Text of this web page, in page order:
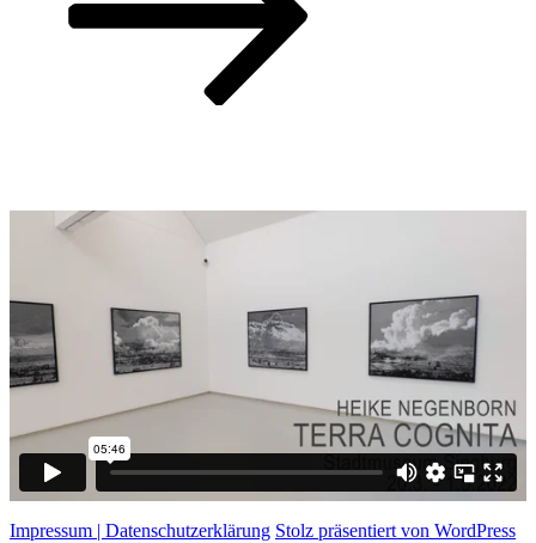
Impressum | Datenschutzerklärung Stolz präsentiert von WordPress